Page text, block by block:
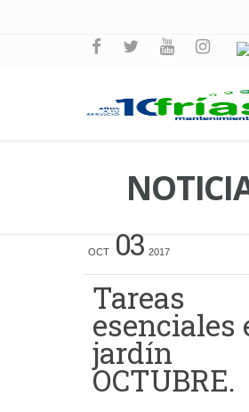
OCT 03 2017
Tareas
esenciales
jardín
OCTUBRE.